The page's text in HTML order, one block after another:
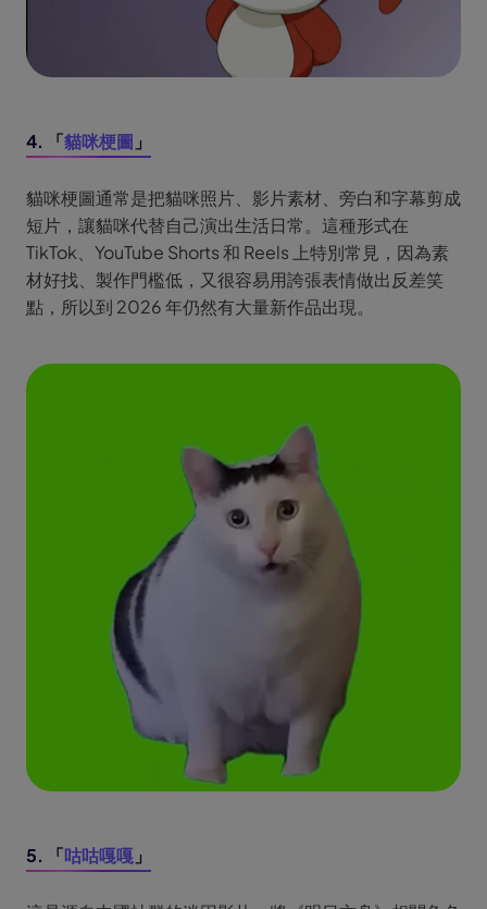
4. 「貓咪梗圖 」
貓咪梗圖通常是把貓咪照片、影片素材、旁白和字幕剪成
短片，讓貓咪代替自己演出生活日常。這種形式在
TikTok、YouTube Shorts 和 Reels 上特別常見，因為素
材好找、製作門檻低，又很容易用誇張表情做出反差笑
點，所以到 2026 年仍然有大量新作品出現。
5. 「咕咕嘎嘎 」